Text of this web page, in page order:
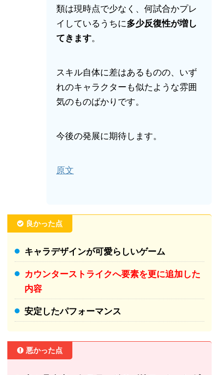
類は現時点で少なく、何試合かプレ
イしているうちに多少反復性が増し
てきます。
スキル自体に差はあるものの、いず
れのキャラクターも似たような雰囲
気のものばかりです。
今後の発展に期待します。
原文
良かった点
キャラデザインが可愛らしいゲーム
カウンターストライクへ要素を更に追加した
内容
安定したパフォーマンス
悪かった点